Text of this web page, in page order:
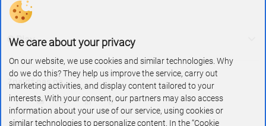
O Play
Znajdź nas na
We care about your privacy
On our website, we use cookies and similar technologies. Why
do we do this? They help us improve the service, carry out
marketing activities, and display content tailored to your
interests. With your consent, our partners may also access
information about your use of our service, using cookies or
similar technologies to personalize content. In the “Cookie